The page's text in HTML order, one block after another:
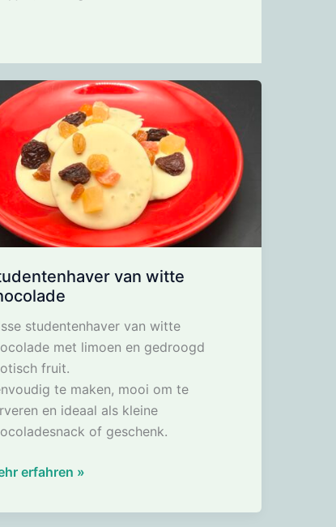
van witte
studentenhaver van witte
met limoen en gedroogd
fruit.
te maken, mooi om te
en ideaal als kleine
of geschenk.
erfahren »